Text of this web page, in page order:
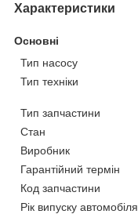
Характеристики
Основні
Тип насосу
Тип техніки
Тип запчастини
Стан
Виробник
Гарантійний термін
Код запчастини
Рік випуску автомобіля